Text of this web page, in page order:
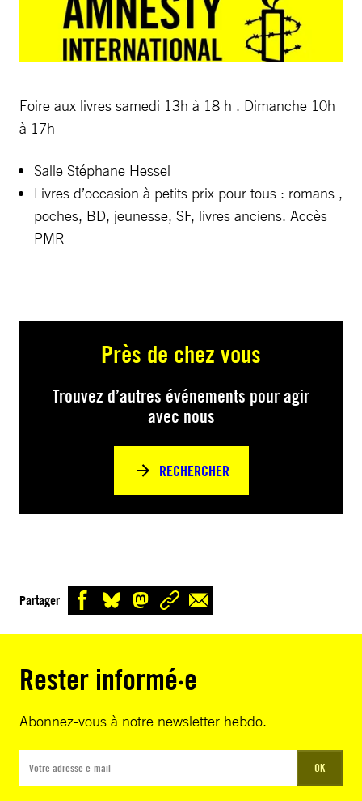
Foire aux livres samedi 13h à 18 h . Dimanche 10h
à 17h
Salle Stéphane Hessel
Livres d’occasion à petits prix pour tous : romans ,
poches, BD, jeunesse, SF, livres anciens. Accès
PMR
Près de chez vous
Trouvez d’autres événements pour agir
avec nous
RECHERCHER
Partager
Rester informé·e
Abonnez-vous à notre newsletter hebdo.
OK